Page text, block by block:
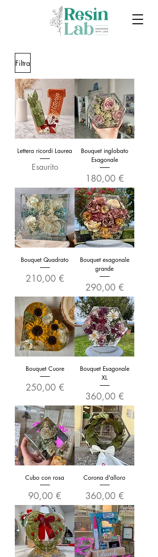
Filtra
Lettera ricordi Laurea
Esaurito
Bouquet inglobato
Esagonale
Prezzo
180,00 €
Bouquet Quadrato
Prezzo
210,00 €
Bouquet esagonale
grande
Prezzo
290,00 €
Bouquet Cuore
Prezzo
250,00 €
Bouquet Esagonale
XL
Prezzo
360,00 €
Cubo con rosa
Prezzo
90,00 €
Corona d'alloro
Prezzo
360,00 €